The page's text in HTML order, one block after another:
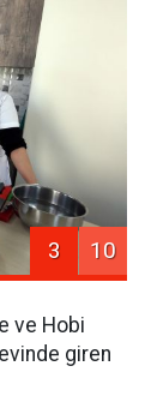
3 10
ve Hobi
giren